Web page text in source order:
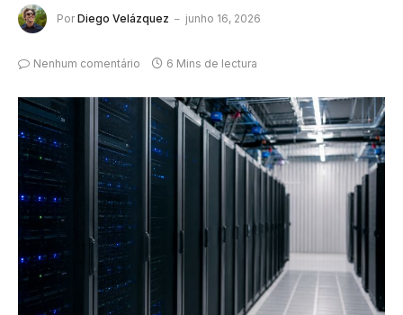
Por Diego Velázquez junho 16, 2026
Nenhum comentário 6 Mins de lectura